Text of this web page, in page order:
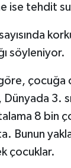
ise tehdit
söyleniyor.
göre, çocuğa
Dünyada 3.
8 bin
Bunun
çocuklar.